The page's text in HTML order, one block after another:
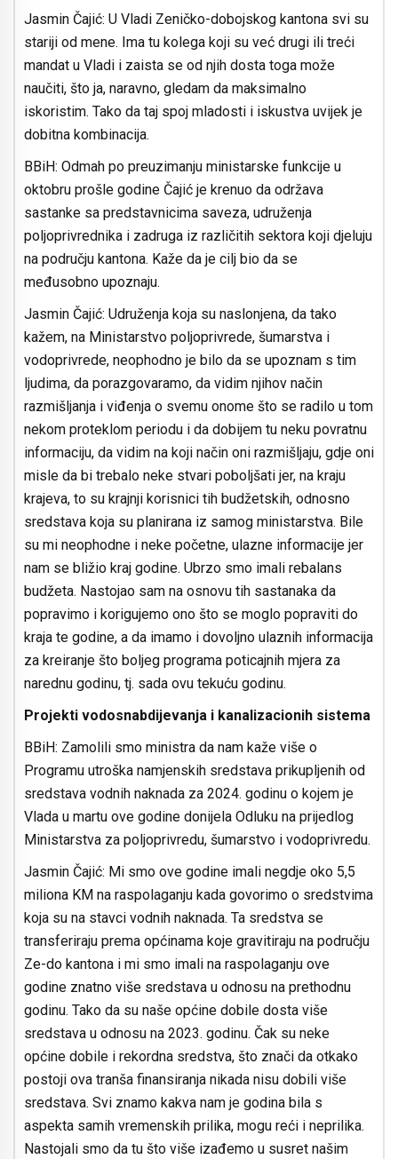
Jasmin Čajić: U Vladi Zeničko-dobojskog kantona svi su
stariji od mene. Ima tu kolega koji su već drugi ili treći
mandat u Vladi i zaista se od njih dosta toga može
naučiti, što ja, naravno, gledam da maksimalno
iskoristim. Tako da taj spoj mladosti i iskustva uvijek je
dobitna kombinacija.
BBiH: Odmah po preuzimanju ministarske funkcije u
oktobru prošle godine Čajić je krenuo da održava
sastanke sa predstavnicima saveza, udruženja
poljoprivrednika i zadruga iz različitih sektora koji djeluju
na području kantona. Kaže da je cilj bio da se
međusobno upoznaju.
Jasmin Čajić: Udruženja koja su naslonjena, da tako
kažem, na Ministarstvo poljoprivrede, šumarstva i
vodoprivrede, neophodno je bilo da se upoznam s tim
ljudima, da porazgovaramo, da vidim njihov način
razmišljanja i viđenja o svemu onome što se radilo u tom
nekom proteklom periodu i da dobijem tu neku povratnu
informaciju, da vidim na koji način oni razmišljaju, gdje oni
misle da bi trebalo neke stvari poboljšati jer, na kraju
krajeva, to su krajnji korisnici tih budžetskih, odnosno
sredstava koja su planirana iz samog ministarstva. Bile
su mi neophodne i neke početne, ulazne informacije jer
nam se bližio kraj godine. Ubrzo smo imali rebalans
budžeta. Nastojao sam na osnovu tih sastanaka da
popravimo i korigujemo ono što se moglo popraviti do
kraja te godine, a da imamo i dovoljno ulaznih informacija
za kreiranje što boljeg programa poticajnih mjera za
narednu godinu, tj. sada ovu tekuću godinu.
Projekti vodosnabdijevanja i kanalizacionih sistema
BBiH: Zamolili smo ministra da nam kaže više o
Programu utroška namjenskih sredstava prikupljenih od
sredstava vodnih naknada za 2024. godinu o kojem je
Vlada u martu ove godine donijela Odluku na prijedlog
Ministarstva za poljoprivredu, šumarstvo i vodoprivredu.
Jasmin Čajić: Mi smo ove godine imali negdje oko 5,5
miliona KM na raspolaganju kada govorimo o sredstvima
koja su na stavci vodnih naknada. Ta sredstva se
transferiraju prema općinama koje gravitiraju na području
Ze-do kantona i mi smo imali na raspolaganju ove
godine znatno više sredstava u odnosu na prethodnu
godinu. Tako da su naše općine dobile dosta više
sredstava u odnosu na 2023. godinu. Čak su neke
općine dobile i rekordna sredstva, što znači da otkako
postoji ova tranša finansiranja nikada nisu dobili više
sredstava. Svi znamo kakva nam je godina bila s
aspekta samih vremenskih prilika, mogu reći i neprilika.
Nastojali smo da tu što više izađemo u susret našim